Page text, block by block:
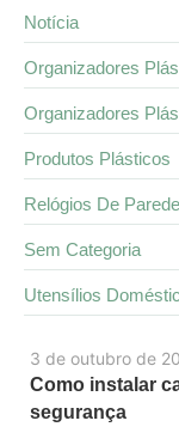
3 de outubro de
Como instalar
segurança
Notícia
Organizadores
Organizadores
Produtos Plásticos
Relógios De Parede
Sem Categoria
Utensílios